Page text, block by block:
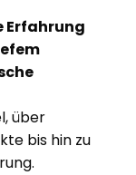
über
bis hin zu